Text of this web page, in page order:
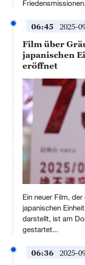
Friedensmissionen...
06:45 2025-
Film über
japanischen
eröffnet
a
modal
window.
No
Ein neuer Film,
japanischen
darstellt, ist am
gestartet...
06:36 2025-